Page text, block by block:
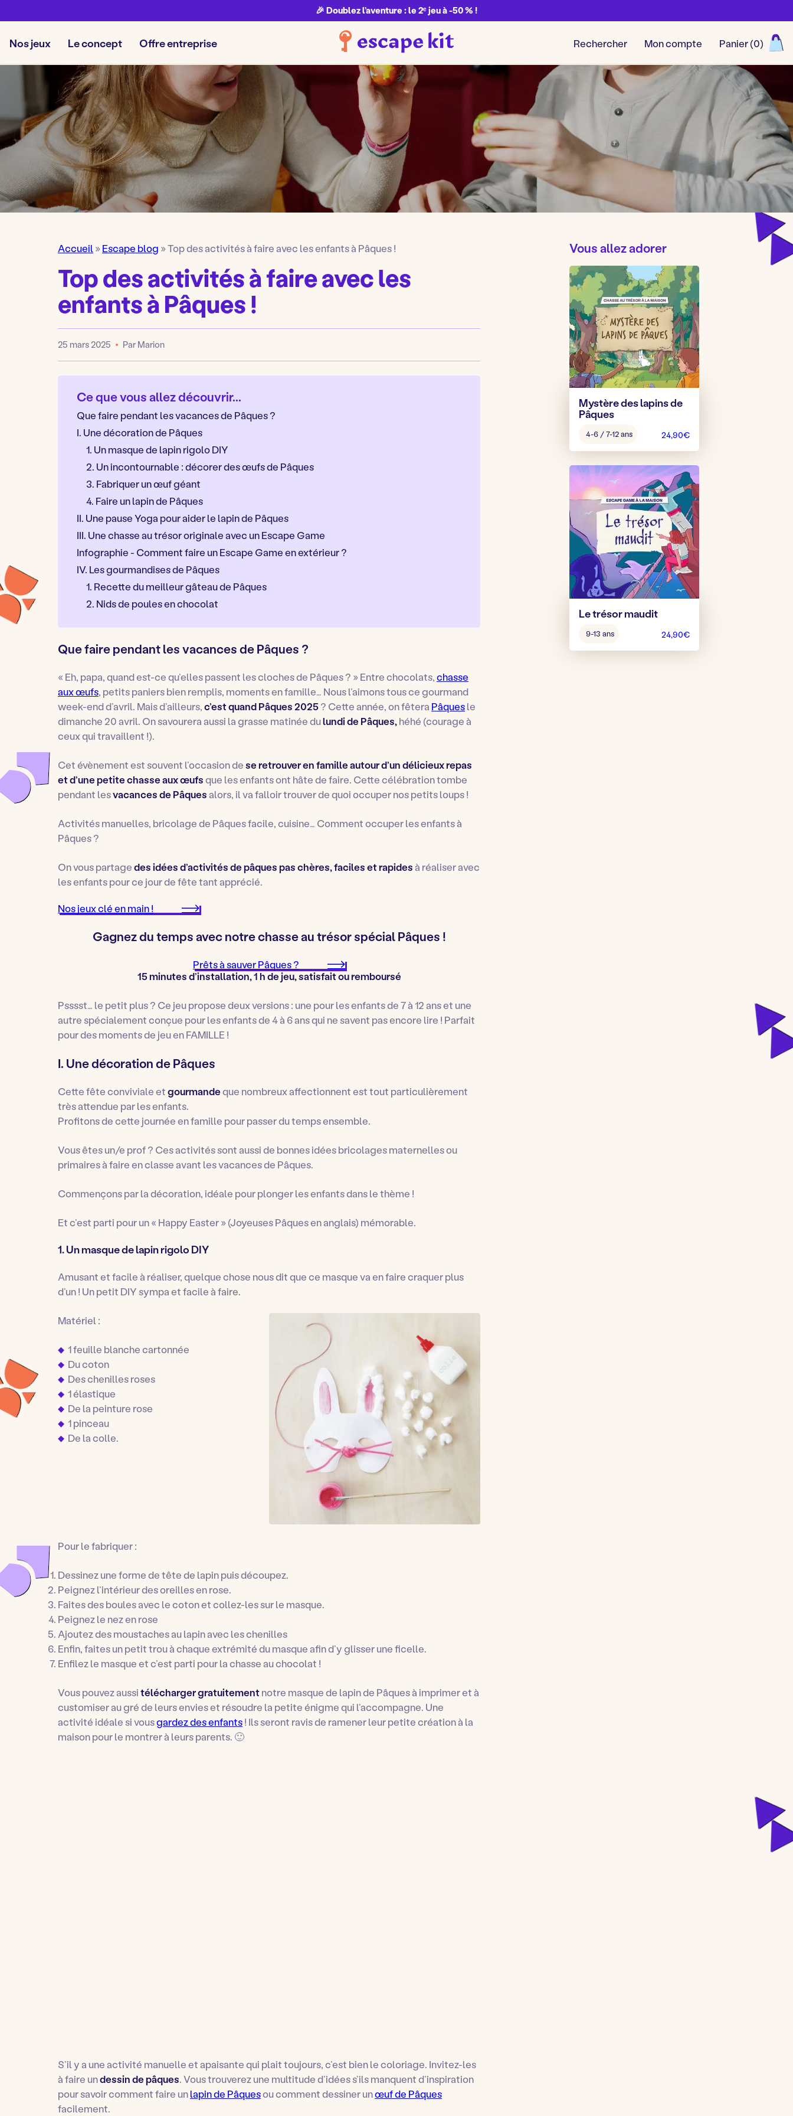
🎉 Doublez l’aventure : le 2ᵉ jeu à -50 % !
Nos jeux Le concept Offre entreprise Rechercher Mon compte Panier (0)
Accueil»Escape blog »Top des activités à faire avec les enfants à Pâques !
Top des activités à faire avec les
enfants à Pâques !
Publié
25 mars 2025 Par Marion
Ce que vous allez découvrir...
Que faire pendant les vacances de Pâques ?
I. Une décoration de Pâques
1. Un masque de lapin rigolo DIY
2. Un incontournable : décorer des œufs de Pâques
3. Fabriquer un œuf géant
4. Faire un lapin de Pâques
II. Une pause Yoga pour aider le lapin de Pâques
III. Une chasse au trésor originale avec un Escape Game
Infographie - Comment faire un Escape Game en extérieur ?
IV. Les gourmandises de Pâques
1. Recette du meilleur gâteau de Pâques
2. Nids de poules en chocolat
Que faire pendant les vacances de Pâques ?
« Eh, papa, quand est-ce qu’elles passent les cloches de Pâques ? » Entre chocolats,chasse
aux œufs, petits paniers bien remplis, moments en famille… Nous l’aimons tous ce gourmand
week-end d’avril. Mais d’ailleurs,c’est quandPâques 2025? Cette année, on fêtera Pâquesle
dimanche 20 avril. On savourera aussi la grasse matinée dulundi de Pâques, héhé (courage à
ceux qui travaillent !).
Cet évènement est souvent l’occasion dese retrouver en famille autour d’un délicieux repas
et d’une petite chasse aux œufsque les enfants ont hâte de faire. Cette célébration tombe
pendant lesvacances de Pâquesalors, il va falloir trouver de quoi occuper nos petits loups !
Activités manuelles, bricolage de Pâques facile, cuisine… Comment occuper les enfants à
Pâques ?
On vous partagedes idées d’activités de pâques pas chères, faciles et rapidesà réaliser avec
les enfants pour ce jour de fête tant apprécié.
Nos jeux clé en main !
Gagnez du temps avec notre chasse au trésor spécial Pâques !
Prêts à sauver Pâques ?
15 minutes d’installation, 1 h de jeu, satisfait ou remboursé
Psssst… le petit plus ? Ce jeu propose deux versions : une pour les enfants de 7 à 12 ans et une
autre spécialement conçue pour les enfants de 4 à 6 ans qui ne savent pas encore lire ! Parfait
pour des moments de jeu en FAMILLE !
I. Une décoration de Pâques
Cette fête conviviale etgourmandeque nombreux affectionnent est tout particulièrement
très attendue par les enfants.
Profitons de cette journée en famille pour passer du temps ensemble.
Vous êtes un/e prof ? Ces activités sont aussi de bonnes idées bricolages maternelles ou
primaires à faire en classe avant les vacances de Pâques.
Commençons par la décoration, idéale pour plonger les enfants dans le thème !
Et c’est parti pour un « Happy Easter » (Joyeuses Pâques en anglais) mémorable.
1. Un masque de lapin rigolo DIY
Amusant et facile à réaliser, quelque chose nous dit que ce masque va en faire craquer plus
d’un ! Un petit DIY sympa et facile à faire.
Matériel :
1 feuille blanche cartonnée
Du coton
Des chenilles roses
1 élastique
De la peinture rose
1 pinceau
De la colle.
Pour le fabriquer :
Dessinez une forme de tête de lapin puis découpez.
Peignez l’intérieur des oreilles en rose.
Faites des boules avec le coton et collez-les sur le masque.
Peignez le nez en rose
Ajoutez des moustaches au lapin avec les chenilles
Enfin, faites un petit trou à chaque extrémité du masque afin d’y glisser une ficelle.
Enfilez le masque et c’est parti pour la chasse au chocolat !
Vous pouvez aussitélécharger gratuitementnotre masque de lapin de Pâques à imprimer et à
customiser au gré de leurs envies et résoudre la petite énigme qui l’accompagne. Une
activité idéale si vousgardez des enfants! Ils seront ravis de ramener leur petite création à la
maison pour le montrer à leurs parents. 🙂
S’il y a une activité manuelle et apaisante qui plait toujours, c’est bien le coloriage. Invitez-les
à faire undessin de pâques. Vous trouverez une multitude d’idées s’ils manquent d’inspiration
pour savoir comment faire unlapin de Pâquesou comment dessiner unœuf de Pâques
facilement.
Vous allez adorer
Mystère des lapins de
Pâques
pour
jouer
4-6 / 7-12 ans 24,90€
Le trésor maudit
pour
jouer
9-13 ans 24,90€
Découvrir toutes nos